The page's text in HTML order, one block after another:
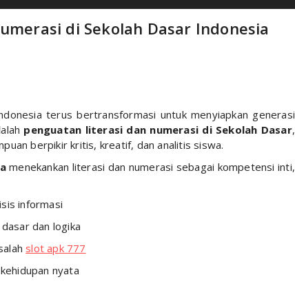
di Sekolah Dasar Indonesia
terus bertransformasi untuk menyiapkan generasi
penguatan literasi dan numerasi di Sekolah Dasar,
berpikir kritis, kreatif, dan analitis siswa.
menekankan literasi dan numerasi sebagai kompetensi inti,
informasi
dan logika
slot apk 777
nyata